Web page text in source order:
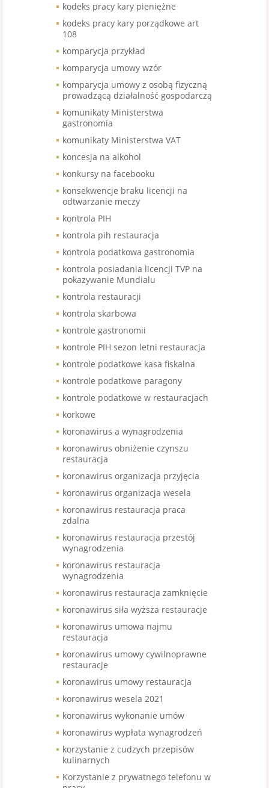
kodeks pracy kary pieniężne
kodeks pracy kary porządkowe art
108
komparycja przykład
komparycja umowy wzór
komparycja umowy z osobą fizyczną
prowadzącą działalność gospodarczą
komunikaty Ministerstwa
gastronomia
komunikaty Ministerstwa VAT
koncesja na alkohol
konkursy na facebooku
konsekwencje braku licencji na
odtwarzanie meczy
kontrola PIH
kontrola pih restauracja
kontrola podatkowa gastronomia
kontrola posiadania licencji TVP na
pokazywanie Mundialu
kontrola restauracji
kontrola skarbowa
kontrole gastronomii
kontrole PIH sezon letni restauracja
kontrole podatkowe kasa fiskalna
kontrole podatkowe paragony
kontrole podatkowe w restauracjach
korkowe
koronawirus a wynagrodzenia
koronawirus obniżenie czynszu
restauracja
koronawirus organizacja przyjęcia
koronawirus organizacja wesela
koronawirus restauracja praca
zdalna
koronawirus restauracja przestój
wynagrodzenia
koronawirus restauracja
wynagrodzenia
koronawirus restauracja zamknięcie
koronawirus siła wyższa restauracje
koronawirus umowa najmu
restauracja
koronawirus umowy cywilnoprawne
restauracje
koronawirus umowy restauracja
koronawirus wesela 2021
koronawirus wykonanie umów
koronawirus wypłata wynagrodzeń
korzystanie z cudzych przepisów
kulinarnych
Korzystanie z prywatnego telefonu w